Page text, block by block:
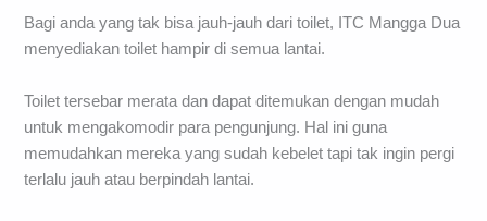
Bagi anda yang tak bisa jauh-jauh dari toilet, ITC Mangga Dua
menyediakan toilet hampir di semua lantai.
Toilet tersebar merata dan dapat ditemukan dengan mudah
untuk mengakomodir para pengunjung. Hal ini guna
memudahkan mereka yang sudah kebelet tapi tak ingin pergi
terlalu jauh atau berpindah lantai.